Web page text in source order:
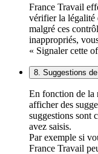
France Travail
vérifier la légalité
malgré ces
inappropriés,
« Signaler cette
8. Suggestions
En fonction de la
afficher des
suggestions sont
avez saisis.
Par exemple si
France Travail